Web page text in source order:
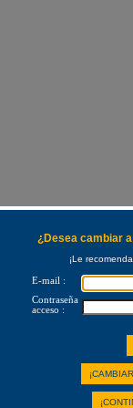
¿Desea cambiar
¡Le
E-mail :
Contraseña
acceso :